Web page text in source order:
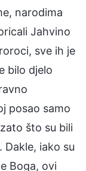
narodima
Jahvino
sve ih je
bilo djelo
posao samo
što su bili
Dakle, iako su
Boga, ovi